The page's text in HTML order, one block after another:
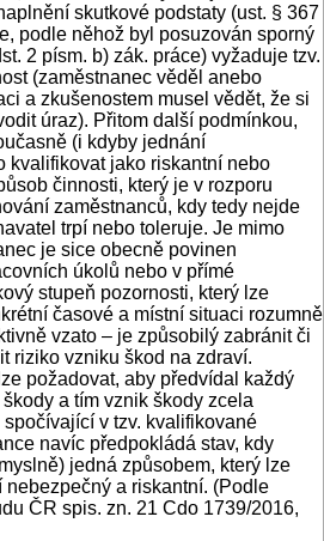
skutkové podstaty (ust. § 367
podle něhož byl posuzován sporný
2 písm. b) zák. práce) vyžaduje tzv.
(zaměstnanec věděl anebo
a zkušenostem musel vědět, že si
úraz). Přitom další podmínkou,
(i kdyby jednání
kvalifikovat jako riskantní nebo
činnosti, který je v rozporu
zaměstnanců, kdy tedy nejde
trpí nebo toleruje. Je mimo
je sice obecně povinen
úkolů nebo v přímé
stupeň pozornosti, který lze
časové a místní situaci rozumně
vzato – je způsobilý zabránit či
riziko vzniku škod na zdraví.
požadovat, aby předvídal každý
a tím vznik škody zcela
v tzv. kvalifikované
navíc předpokládá stav, kdy
jedná způsobem, který lze
a riskantní. (Podle
ČR spis. zn. 21 Cdo 1739/2016,